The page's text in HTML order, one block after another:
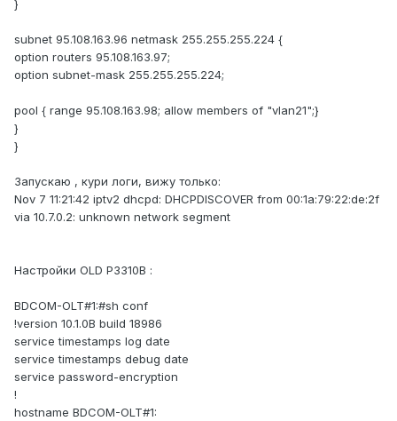
}
subnet 95.108.163.96 netmask 255.255.255.224 {
option routers 95.108.163.97;
option subnet-mask 255.255.255.224;
pool { range 95.108.163.98; allow members of "vlan21";}
}
}
Запускаю , кури логи, вижу только:
Nov 7 11:21:42 iptv2 dhcpd: DHCPDISCOVER from 00:1a:79:22:de:2f
via 10.7.0.2: unknown network segment
Настройки OLD P3310B :
BDCOM-OLT#1:#sh conf
!version 10.1.0B build 18986
service timestamps log date
service timestamps debug date
service password-encryption
!
hostname BDCOM-OLT#1: